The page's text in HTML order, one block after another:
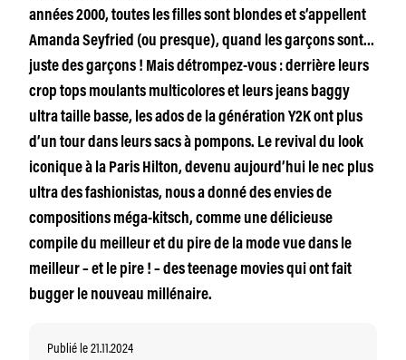
années 2000, toutes les filles sont blondes et s’appellent
Amanda Seyfried (ou presque), quand les garçons sont…
juste des garçons ! Mais détrompez-vous : derrière leurs
crop tops moulants multicolores et leurs jeans baggy
ultra taille basse, les ados de la génération Y2K ont plus
d’un tour dans leurs sacs à pompons. Le revival du look
iconique à la Paris Hilton, devenu aujourd’hui le nec plus
ultra des fashionistas, nous a donné des envies de
compositions méga-kitsch, comme une délicieuse
compile du meilleur et du pire de la mode vue dans le
meilleur – et le pire ! – des teenage movies qui ont fait
bugger le nouveau millénaire.
Publié le 21.11.2024